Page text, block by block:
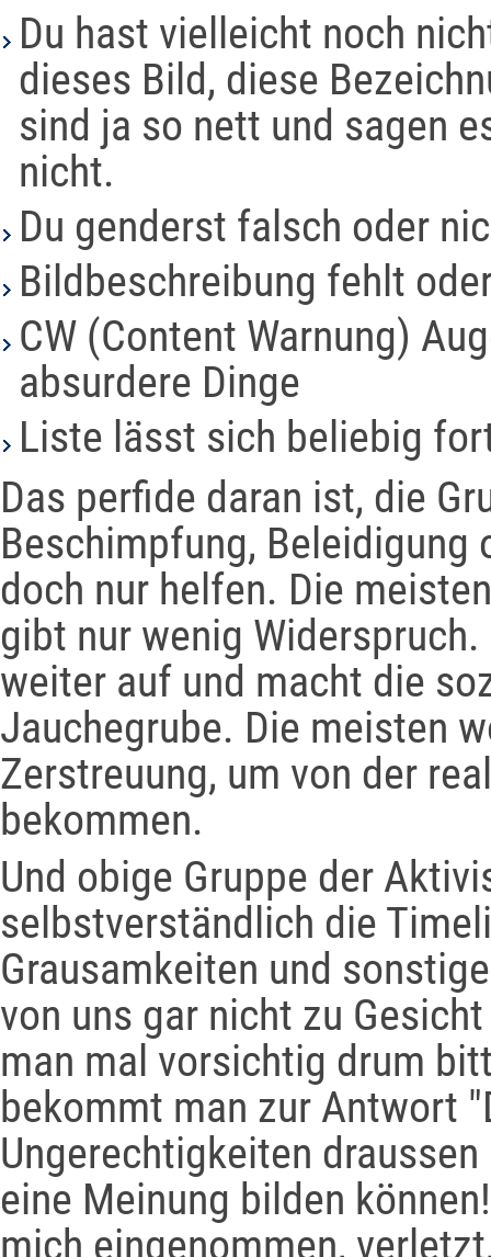
Du hast vielleicht noch
dieses Bild, diese
sind ja so nett und sagen
nicht.
Du genderst falsch oder
Bildbeschreibung fehlt
CW (Content Warnung)
absurdere Dinge
Liste lässt sich beliebig
Das perfide daran ist, die
Beschimpfung,
doch nur helfen. Die
gibt nur wenig
weiter auf und macht die
Jauchegrube. Die meisten
Zerstreuung, um von der
bekommen.
Und obige Gruppe der
selbstverständlich die
Grausamkeiten und
von uns gar nicht zu
man mal vorsichtig drum
bekommt man zur Antwort
Ungerechtigkeiten
eine Meinung bilden
mich eingenommen,